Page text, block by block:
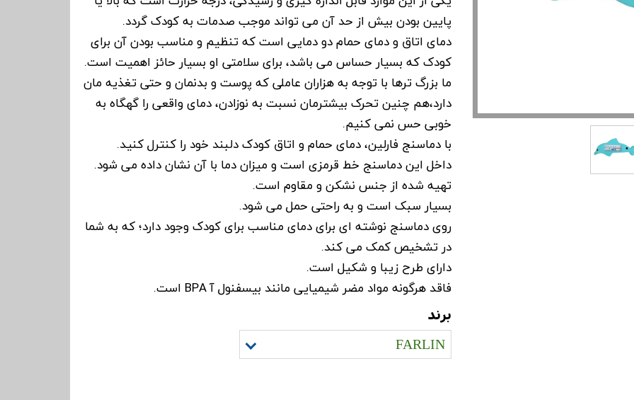
پایین بودن بیش از حد آن می تواند موجب صدمات به کودک گردد.
دمای اتاق و دمای حمام دو دمایی است که تنظیم و مناسب بودن آن برای
کودک که بسیار حساس می باشد، برای سلامتی او بسیار حائز اهمیت است.
ما بزرگ ترها با توجه به هزاران عاملی که پوست و بدنمان و حتی تغذیه مان
دارد،هم چنین تحرک بیشترمان نسبت به نوزادن، دمای واقعی را گهگاه به
خوبی حس نمی کنیم.
با دماسنج فارلین، دمای حمام و اتاق کودک دلبند خود را کنترل کنید.
داخل این دماسنج خط قرمزی است و میزان دما با آن نشان داده می شود.
تهیه شده از جنس نشکن و مقاوم است.
بسیار سبک است و به راحتی حمل می شود.
روی دماسنج نوشته ای برای دمای مناسب برای کودک وجود دارد؛ که به شما
در تشخیص کمک می کند.
دارای طرح زیبا و شکیل است.
فاقد هرگونه مواد مضر شیمیایی مانند بیسفنول آ BPA است.
برند
FARLIN